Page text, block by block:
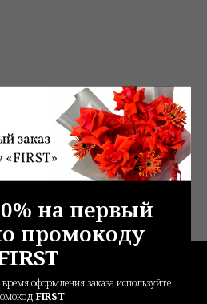
на первый
промокоду
оформления заказа используйте
FIRST.